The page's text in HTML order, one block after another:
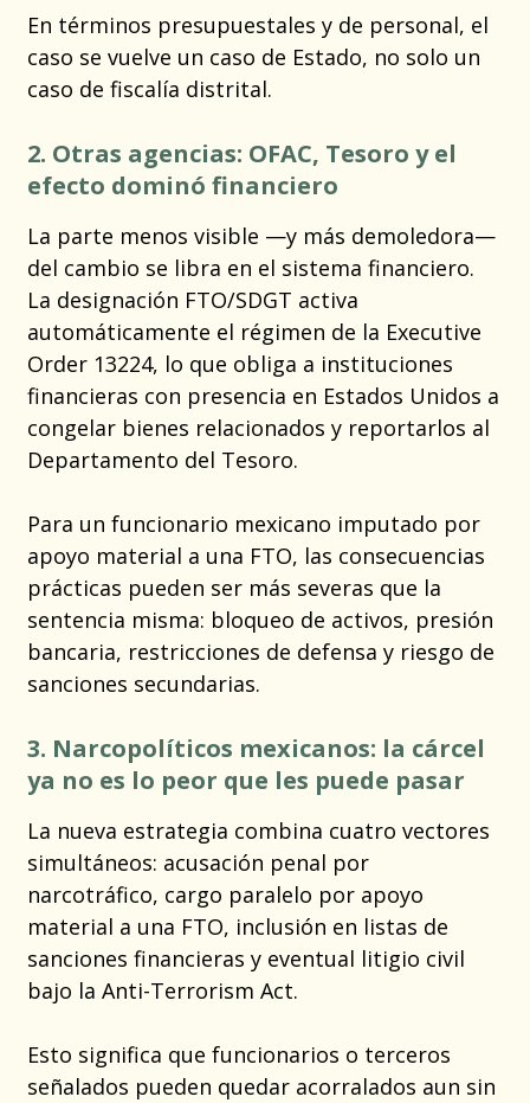
En términos presupuestales y de personal, el
caso se vuelve un caso de Estado, no solo un
caso de fiscalía distrital.
2. Otras agencias: OFAC, Tesoro y el
efecto dominó financiero
La parte menos visible —y más demoledora—
del cambio se libra en el sistema financiero.
La designación FTO/SDGT activa
automáticamente el régimen de la Executive
Order 13224, lo que obliga a instituciones
financieras con presencia en Estados Unidos a
congelar bienes relacionados y reportarlos al
Departamento del Tesoro.
Para un funcionario mexicano imputado por
apoyo material a una FTO, las consecuencias
prácticas pueden ser más severas que la
sentencia misma: bloqueo de activos, presión
bancaria, restricciones de defensa y riesgo de
sanciones secundarias.
3. Narcopolíticos mexicanos: la cárcel
ya no es lo peor que les puede pasar
La nueva estrategia combina cuatro vectores
simultáneos: acusación penal por
narcotráfico, cargo paralelo por apoyo
material a una FTO, inclusión en listas de
sanciones financieras y eventual litigio civil
bajo la Anti-Terrorism Act.
Esto significa que funcionarios o terceros
señalados pueden quedar acorralados aun sin